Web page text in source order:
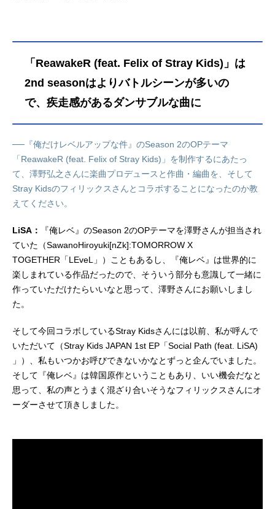
「ReawakeR (feat. Felix of Stray Kids)」は
2nd seasonはよりバトルシーンが多いの
で、疾走感があるダンサブルな曲に
──『俺だけレベルアップな件』のSeason 2のOPテーマ
「ReawakeR (feat. Felix of Stray Kids)」を制作するにあたっ
て、澤野弘之さんに楽曲プロデュースと作曲・編曲を、そして
Stray Kidsのフィリックスさんとコラボすることになったのか教
えてください。
LiSA：
『俺レベ』のSeason 2のOPテーマを澤野さんが担当され
ていた（SawanoHiroyuki[nZk]:TOMORROW X
TOGETHER「LEveL」）こともあるし、『俺レベ』は世界的に
楽しまれている作品だったので、そういう部分も意識して一緒に
作っていただけたらいいなと思って、澤野さんにお願いしまし
た。
そして今回コラボしているStray Kidsさんには以前、私が呼んで
いただいて（Stray Kids JAPAN 1st EP「Social Path (feat. LiSA)
」）、私もいつかお呼びできないかなとずっと企んでいました。
そして『俺レベ』は韓国原作ということもあり、いい機会だなと
思って、私の声とうまく混ざり合いそうなフィリックスさんにオ
ーダーさせて頂きしました。